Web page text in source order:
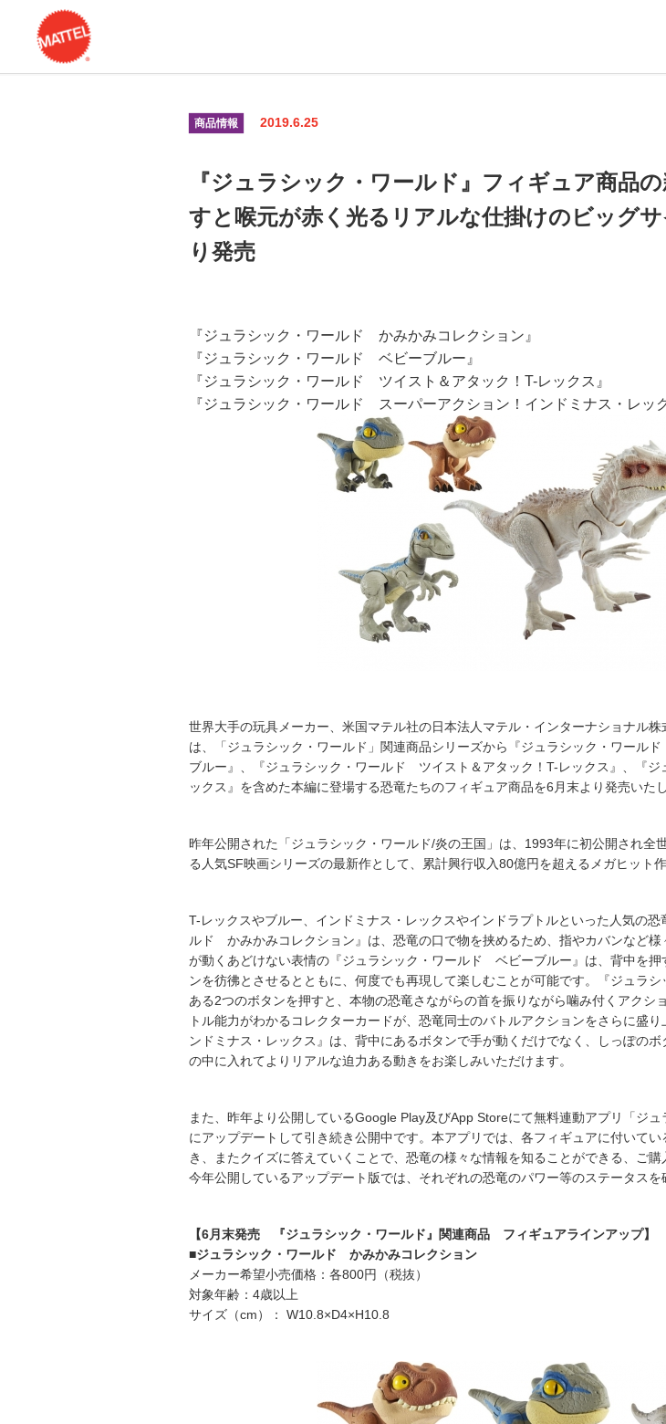
商品情報 2019.6.25
『ジュラシック・ワールド』フィギュア商品
すと喉元が赤く光るリアルな仕掛けのビッグ
り発売
『ジュラシック・ワールド かみかみコレクション』
『ジュラシック・ワールド ベビーブルー』
『ジュラシック・ワールド ツイスト＆アタック！T-レックス』
『ジュラシック・ワールド スーパーアクション！インドミナス・レッ
世界大手の玩具メーカー、米国マテル社の日本法人マテル・インターナショナル
は、「ジュラシック・ワールド」関連商品シリーズから『ジュラシック・ワー
ブルー』、『ジュラシック・ワールド ツイスト＆アタック！T-レックス』、『
ックス』を含めた本編に登場する恐竜たちのフィギュア商品を6月末より発売いたし
昨年公開された「ジュラシック・ワールド/炎の王国」は、1993年に初公開され全
る人気SF映画シリーズの最新作として、累計興行収入80億円を超えるメガヒット作
T-レックスやブルー、インドミナス・レックスやインドラプトルといった人気の
ルド かみかみコレクション』は、恐竜の口で物を挟めるため、指やカバンなど
が動くあどけない表情の『ジュラシック・ワールド ベビーブルー』は、背中を
ンを彷彿とさせるとともに、何度でも再現して楽しむことが可能です。『ジュラ
ある2つのボタンを押すと、本物の恐竜さながらの首を振りながら噛み付くアク
トル能力がわかるコレクターカードが、恐竜同士のバトルアクションをさらに
ンドミナス・レックス』は、背中にあるボタンで手が動くだけでなく、しっぽの
の中に入れてよりリアルな迫力ある動きをお楽しみいただけます。
また、昨年より公開しているGoogle Play及びApp Storeにて無料連動アプリ「ジ
にアップデートして引き続き公開中です。本アプリでは、各フィギュアに付いて
き、またクイズに答えていくことで、恐竜の様々な情報を知ることができる、ご
今年公開しているアップデート版では、それぞれの恐竜のパワー等のステータスを
【6月末発売 『ジュラシック・ワールド』関連商品 フィギュアラインアップ】
■ジュラシック・ワールド かみかみコレクション
メーカー希望小売価格：各800円（税抜）
対象年齢：4歳以上
サイズ（cm）： W10.8×D4×H10.8